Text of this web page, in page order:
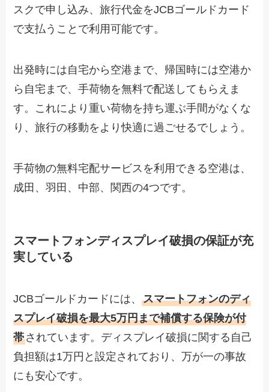
スクで申し込み、旅行代金をJCBゴールドカード
で支払うことで利用可能です。
出発時には自宅から空港まで、帰国時には空港か
ら自宅まで、手荷物を無料で配送してもらえま
す。これにより重い荷物を持ち運ぶ手間がなくな
り、旅行の移動をより快適に過ごせるでしょう。
手荷物の無料宅配サービスを利用できる空港は、
成田、羽田、中部、関西の4つです。
スマートフォンディスプレイ破損の保証が充
実している
JCBゴールドカードには、スマートフォンのディ
スプレイ破損を最大5万円まで補償する保険が付
帯されています。ディスプレイ破損に関する自己
負担額は1万円と設定されており、万が一の事故
にも安心です。